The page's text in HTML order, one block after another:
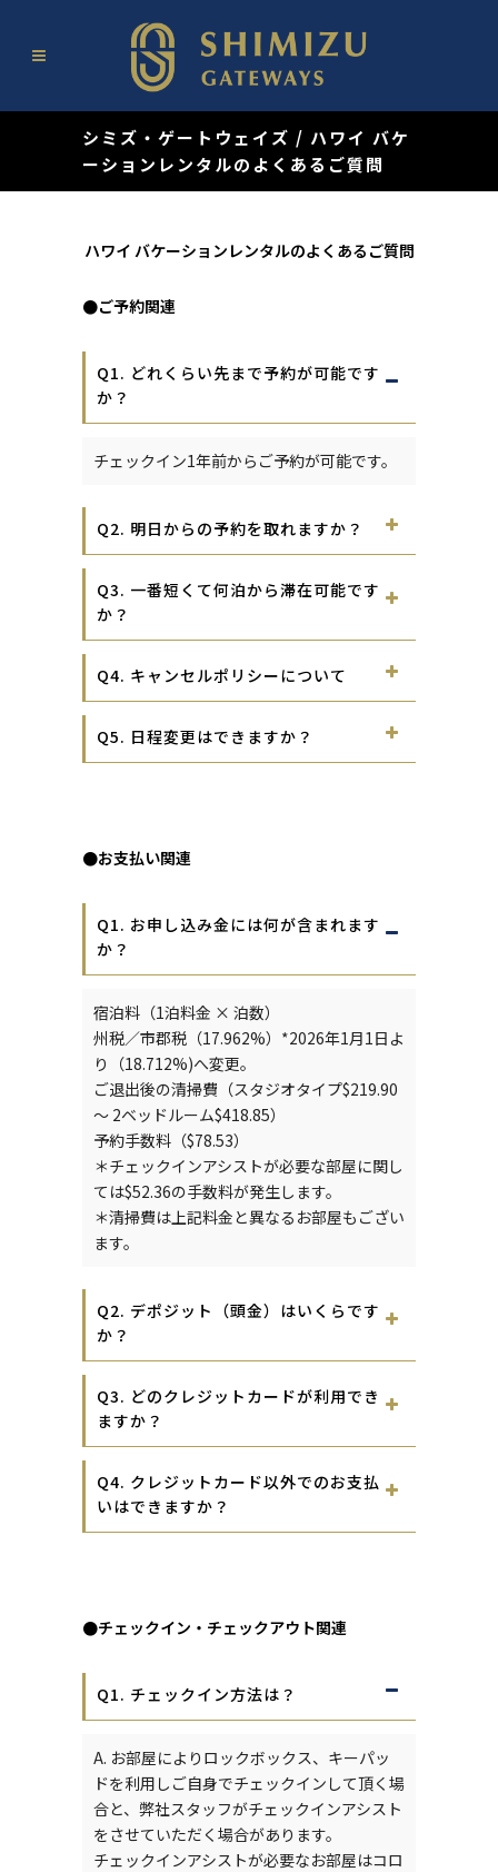
シミズ・ゲートウェイズ / ハワイ バケ
ーションレンタルのよくあるご質問
ハワイ バケーションレンタルのよくあるご質問
●ご予約関連
Q1. どれくらい先まで予約が可能です
か？
チェックイン1年前からご予約が可能です。
Q2. 明日からの予約を取れますか？
Q3. 一番短くて何泊から滞在可能です
か？
Q4. キャンセルポリシーについて
Q5. 日程変更はできますか？
●お支払い関連
Q1. お申し込み金には何が含まれます
か？
宿泊料（1泊料金 × 泊数）
州税／市郡税（17.962%）*2026年1月1日よ
り（18.712%)へ変更。
ご退出後の清掃費（スタジオタイプ$219.90
～ 2ベッドルーム$418.85）
予約手数料（$78.53）
＊チェックインアシストが必要な部屋に関し
ては$52.36の手数料が発生します。
＊清掃費は上記料金と異なるお部屋もござい
ます。
Q2. デポジット（頭金）はいくらです
か？
Q3. どのクレジットカードが利用でき
ますか？
Q4. クレジットカード以外でのお支払
いはできますか？
●チェックイン・チェックアウト関連
Q1. チェックイン方法は？
A. お部屋によりロックボックス、キーパッ
ドを利用しご自身でチェックインして頂く場
合と、弊社スタッフがチェックインアシスト
をさせていただく場合があります。
チェックインアシストが必要なお部屋はコロ